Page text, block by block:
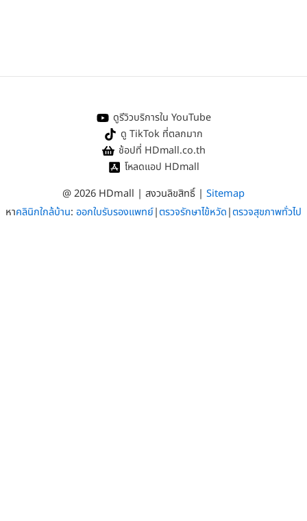
ดูรีวิวบริการใน YouTube
ดู TikTok ที่ตลกมาก
ช้อปที่ HDmall.co.th
โหลดแอป HDmall
@ 2026 HDmall | สงวนลิขสิทธิ์ | Sitemap
หาคลินิกใกล้บ้าน: ออกใบรับรองแพทย์|ตรวจรักษาไข้หวัด|ตรวจสุขภาพทั่วไป